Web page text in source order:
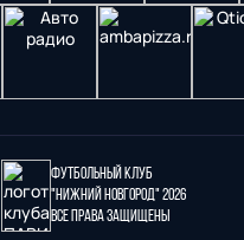
Футбольный клуб
"Нижний Новгород" 2026
Все права защищены